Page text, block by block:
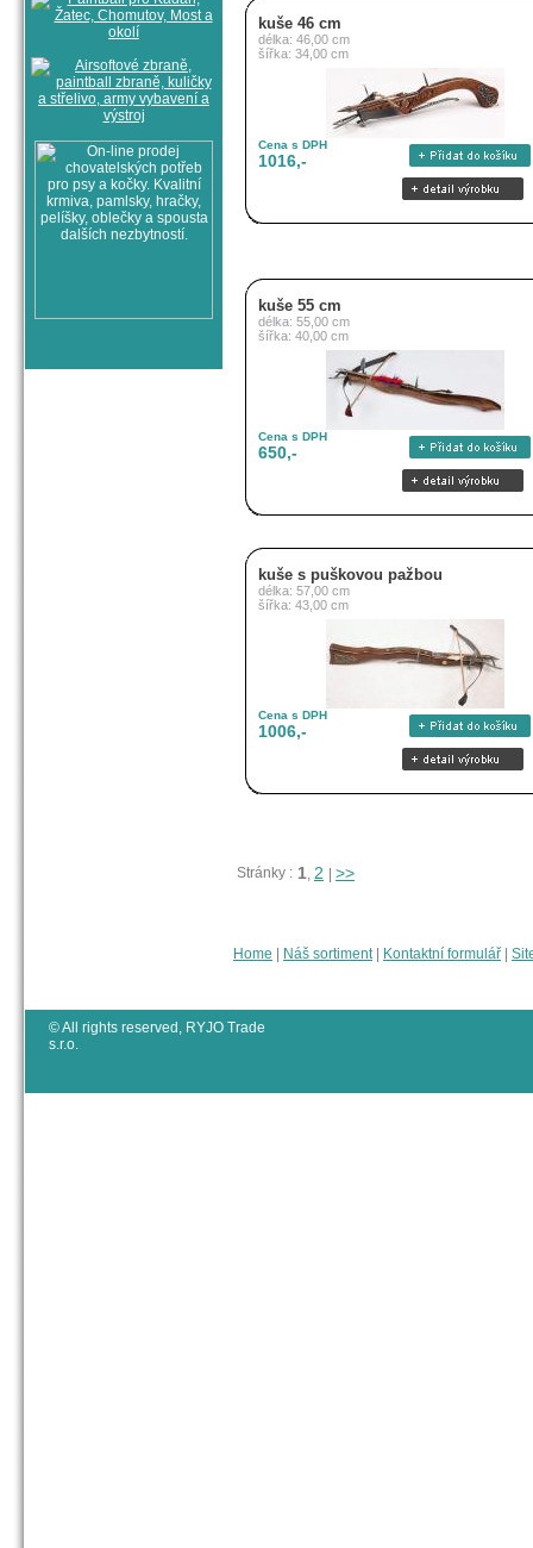
kuše 46 cm
délka: 46,00 cm
šířka: 34,00 cm
Cena s DPH
1016,-
kuše 55 cm
délka: 55,00 cm
šířka: 40,00 cm
Cena s DPH
650,-
kuše s puškovou pažbou
délka: 57,00 cm
šířka: 43,00 cm
Cena s DPH
1006,-
Stránky : 1, 2 >>
Home Náš sortiment| Kontaktní formulář
© All rights reserved, RYJO Trade
s.r.o.